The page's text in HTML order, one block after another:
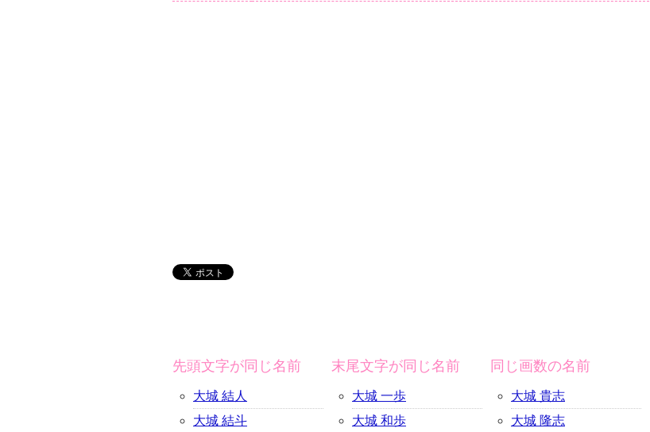
先頭文字が同じ名前
大城 結人
大城 結斗
末尾文字が同じ名前
大城 一歩
大城 和歩
同じ画数の名前
大城 貴志
大城 隆志